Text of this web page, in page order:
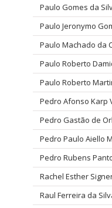
Paulo Gomes da
Paulo Jeronymo
Paulo Machado da
Paulo Roberto
Paulo Roberto
Pedro Afonso Karp
Pedro Gastão de
Pedro Paulo Aiello
Pedro Rubens
Rachel Esther
Raul Ferreira da